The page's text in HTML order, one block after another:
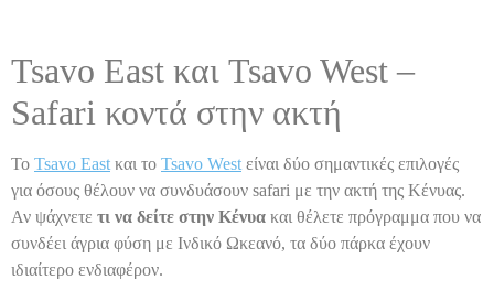
Tsavo East και Tsavo West –
Safari κοντά στην ακτή
Το Tsavo East και το Tsavo West είναι δύο σημαντικές επιλογές
για όσους θέλουν να συνδυάσουν safari με την ακτή της Κένυας.
Αν ψάχνετε τι να δείτε στην Κένυα και θέλετε πρόγραμμα που να
συνδέει άγρια φύση με Ινδικό Ωκεανό, τα δύο πάρκα έχουν
ιδιαίτερο ενδιαφέρον.